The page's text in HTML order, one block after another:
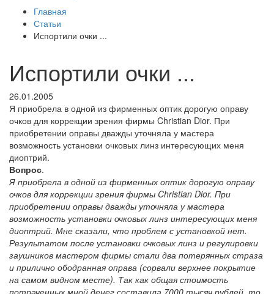
Главная
Статьи
Испортили очки ...
Испортили очки ...
26.01.2005
Я приобрела в одной из фирменных оптик дорогую оправу
очков для коррекции зрения фирмы Christian Dior. При
приобретении оправы дважды уточняла у мастера
возможность установки очковых линз интересующих меня
диоптрий.
Вопрос.
Я приобрела в одной из фирменных оптик дорогую оправу
очков для коррекции зрения фирмы Christian Dior. При
приобретении оправы дважды уточняла у мастера
возможность установки очковых линз интересующих меня
диоптрий. Мне сказали, что проблем с установкой нет.
Результатом после установки очковых линз и регулировки
заушников мастером фирмы стали два потерянных страза
и прилично ободранная оправа (сорвали верхнее покрытие
на самом видном месте). Так как общая стоимость